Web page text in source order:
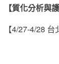
【質化分析與
【4/27-4/28